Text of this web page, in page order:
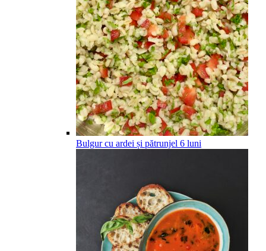
Bulgur cu ardei și pătrunjel 6 luni